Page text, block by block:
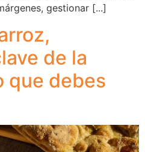
gestionar [...]
de la
que debes